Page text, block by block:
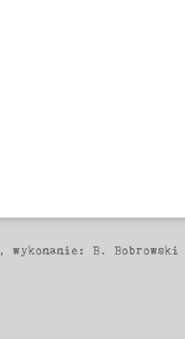
, wykonanie: B. Bobrowski